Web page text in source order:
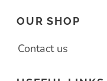
OUR SHOP
Contact us